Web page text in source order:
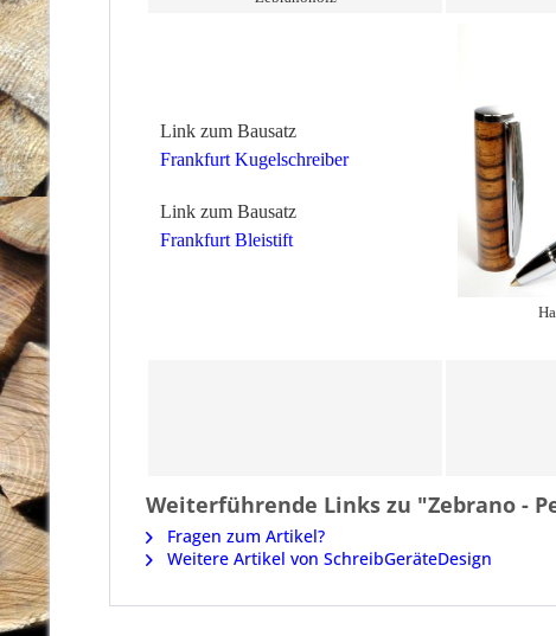
Link zum Bausatz
Frankfurt Kugelschreiber
Link zum Bausatz
Frankfurt Bleistift
Weiterführende Links zu "Zebrano -
Fragen zum Artikel?
Weitere Artikel von SchreibGeräteDesign